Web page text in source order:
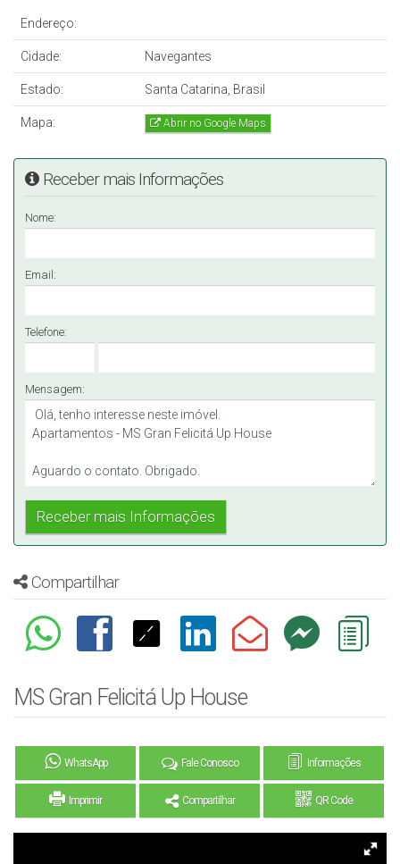
3 playgrounds temáticos
Espaço Zen
MS Training
Quadra de esportes
Pista de cooper
Praça de convivência
Endereço:
Cidade: Navegantes
Estado: Santa Catarina, Brasil
Mapa: Abrir no Google Maps
Receber mais Informações
Nome:
Email:
Telefone:
Mensagem:
Compartilhar
MS Gran Felicitá Up House
WhatsApp Fale Conosco Informações
Imprimir Compartilhar QR Code